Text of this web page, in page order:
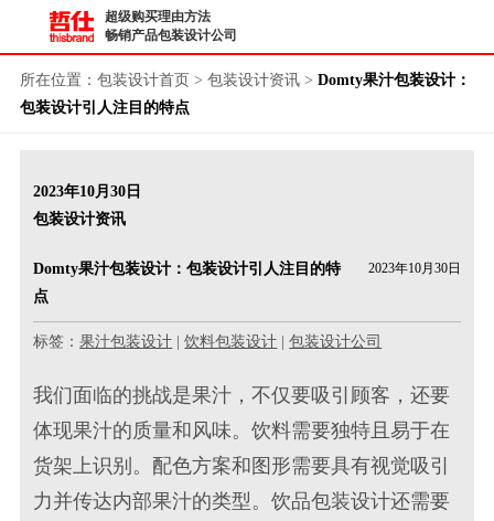
超级购买理由方法
畅销产品包装设计公司
所在位置： 包装设计首页 > 包装设计资讯> Domty果汁包装设计：
包装设计引人注目的特点
2023年10月30日
包装设计资讯
Domty果汁包装设计：包装设计引人注目的特
点
2023年10月30日
标签：果汁包装设计 |饮料包装设计 |包装设计公司
我们面临的挑战是果汁 ，不仅要吸引顾客，还要
体现果汁的质量和风味。饮料需要独特且易于在
货架上识别。配色方案和图形需要具有视觉吸引
力并传达内部果汁的类型。饮品包装设计还需要